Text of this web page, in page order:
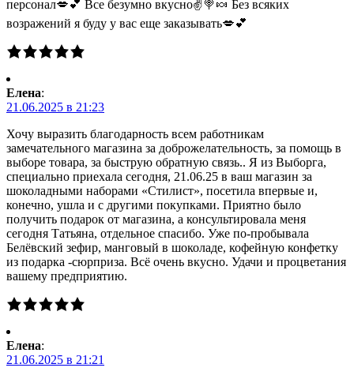
персонал💋💕 Все безумно вкусно✌🍭🍬 Без всяких
возражений я буду у вас еще заказывать💋💕
Елена:
21.06.2025 в 21:23
Хочу выразить благодарность всем работникам
замечательного магазина за доброжелательность, за помощь в
выборе товара, за быструю обратную связь.. Я из Выборга,
специально приехала сегодня, 21.06.25 в ваш магазин за
шоколадными наборами «Стилист», посетила впервые и,
конечно, ушла и с другими покупками. Приятно было
получить подарок от магазина, а консультировала меня
сегодня Татьяна, отдельное спасибо. Уже по-пробывала
Белёвский зефир, манговый в шоколаде, кофейную конфетку
из подарка -сюрприза. Всё очень вкусно. Удачи и процветания
вашему предприятию.
Елена:
21.06.2025 в 21:21